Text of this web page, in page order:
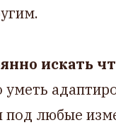
искать
любые